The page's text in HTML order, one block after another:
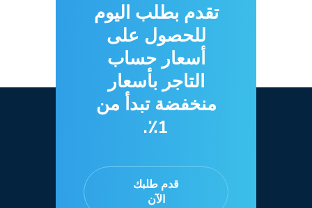
تقدم بطلب اليوم
للحصول على
أسعار حساب
التاجر بأسعار
منخفضة تبدأ من
1٪.
قدم طلبك
الآن